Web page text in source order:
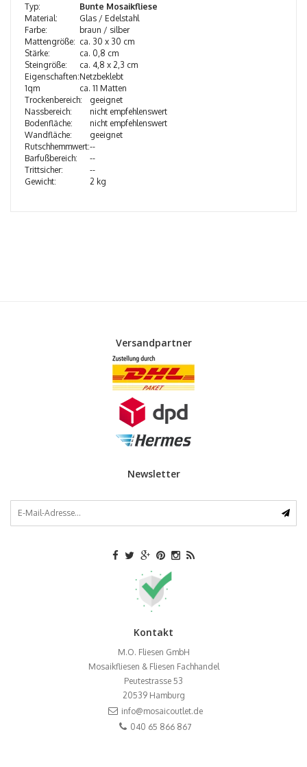
Typ:
Bunte Mosaikfliese
Material:
Glas / Edelstahl
Farbe:
braun / silber
Mattengröße: ca. 30 x 30 cm
Stärke:
ca. 0,8 cm
Steingröße:
ca. 4,8 x 2,3 cm
Eigenschaften:Netzbeklebt
1qm
ca. 11 Matten
Trockenbereich:
geeignet
Nassbereich:
nicht empfehlenswert
Bodenfläche:
nicht empfehlenswert
Wandfläche:
geeignet
Rutschhemmwert:--
Barfußbereich:
--
Trittsicher:
--
Gewicht:
2 kg
Versandpartner
Newsletter
Kontakt
M.O. Fliesen GmbH
Mosaikfliesen & Fliesen Fachhandel
Peutestrasse 53
20539 Hamburg
info@mosaicoutlet.de
040 65 866 867